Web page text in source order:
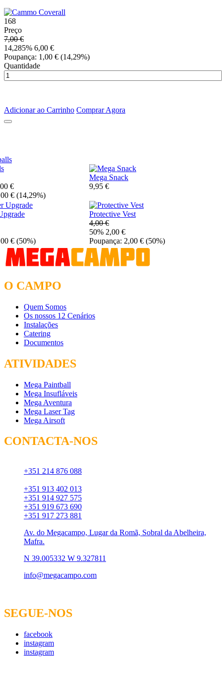
168
Preço
7,00 €
14,285% 6,00 €
Poupança: 1,00 € (14,29%)
Quantidade
Adicionar ao Carrinho Comprar Agora
€
€ (14,29%)
Mega Snack
9,95 €
€ (50%)
Protective Vest
4,00 €
50% 2,00 €
Poupança: 2,00 € (50%)
O CAMPO
Quem Somos
Os nossos 12 Cenários
Instalações
Catering
Documentos
ATIVIDADES
Mega Paintball
Mega Insufláveis
Mega Aventura
Mega Laser Tag
Mega Airsoft
CONTACTA-NOS
+351 214 876 088
+351 913 402 013
+351 914 927 575
+351 919 673 690
+351 917 273 881
Av. do Megacampo, Lugar da Romã, Sobral da Abelheira,
Mafra.
N 39.005332 W 9.327811
info@megacampo.com
SEGUE-NOS
facebook
instagram
instagram